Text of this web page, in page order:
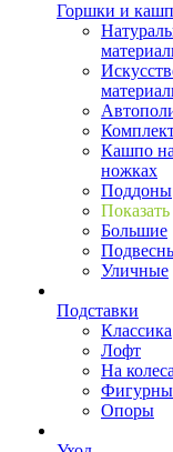
Горшки и
Кашпо на
ножках
Поддоны
Большие
Уличные
Подставки
Классика
Лофт
На
Опоры